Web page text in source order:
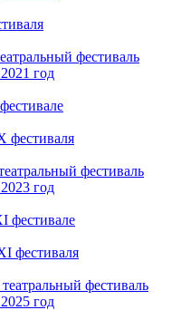
фестиваль
год
фестиваля
фестиваль
год
фестиваля
фестиваль
год